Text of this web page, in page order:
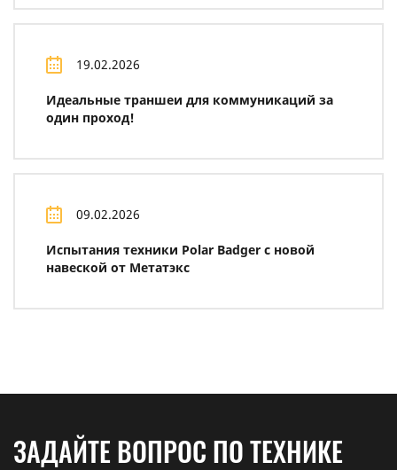
19.02.2026
Идеальные траншеи для коммуникаций за
один проход!
09.02.2026
Испытания техники Polar Badger с новой
навеской от Метатэкс
ЗАДАЙТЕ ВОПРОС ПО ТЕХНИКЕ